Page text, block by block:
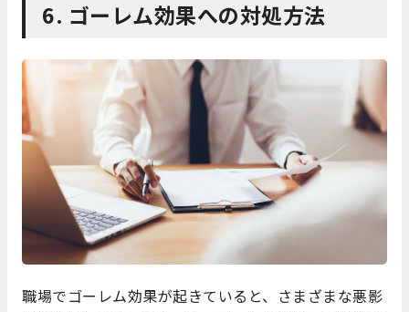
6. ゴーレム効果への対処方法
職場でゴーレム効果が起きていると、さまざまな悪影